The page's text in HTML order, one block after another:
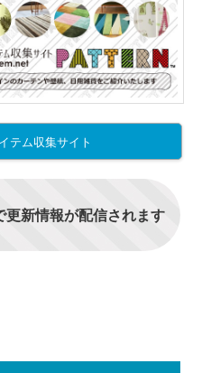
テム収集サイト
新情報が配信されます